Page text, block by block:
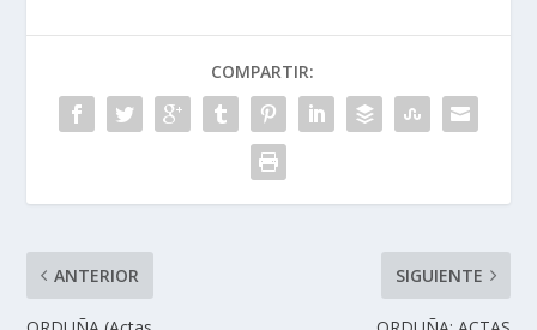
COMPARTIR:
ANTERIOR SIGUIENTE